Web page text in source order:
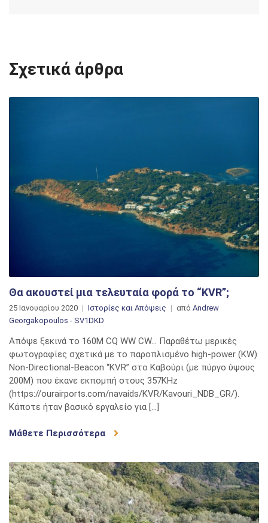
Σχετικά άρθρα
Θα ακουστεί μια τελευταία φορά το “KVR”;
25 Ιανουαρίου 2020 Ιστορίες και Απόψεις από Andrew
Georgakopoulos - SV1DKD
Απόψε ξεκινά το 160Μ CQ WW CW… Παραθέτω μερικές
φωτογραφίες σχετικά με το παροπλισμένο high-power (KW)
Non-Directional-Beacon “KVR” στο Καβούρι (με πύργο ύψους
200Μ) που έκανε εκπομπή στους 357KHz
(https://ourairports.com/navaids/KVR/Kavouri_NDB_GR/).
Κάποτε ήταν βασικό εργαλείο για […]
Μάθετε Περισσότερα